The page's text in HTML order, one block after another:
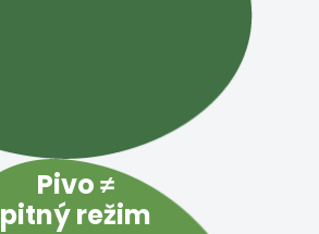
Pivo ≠
pitný režim